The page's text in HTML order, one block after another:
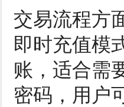
交易流程方
即时充值模
账，适合需
密码，用户